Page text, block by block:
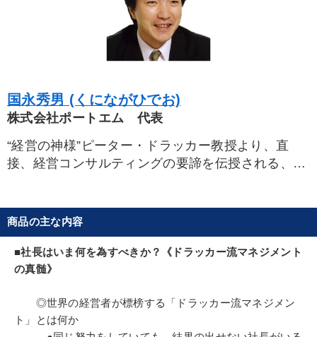
国永秀男 (くにながひでお)
株式会社ポートエム 代表
“経営の神様”ピーター・ドラッカー教授より、直
接、経営コンサルティングの要諦を伝授される、数
オーナー社長と膝づめで創り上げる「揺るぎない経
営理念」の確立から、会社の成長段階や後継体制に
合わせた「トップマネジメントチーム」の構築と運
営、経営戦略の革新、実践戦術レベルの策定まで、
毎年、ドラッカー教授を訪ね、自ら遭遇した経営
課題を問答。師と慕う小林薫氏や上田惇生氏らとと
商品の主な内容
■社長はいま何を為すべきか？《ドラッカー流マネジメント
の真髄》
◎世界の経営者が標榜する「ドラッカー流マネジメン
ト」とは何か